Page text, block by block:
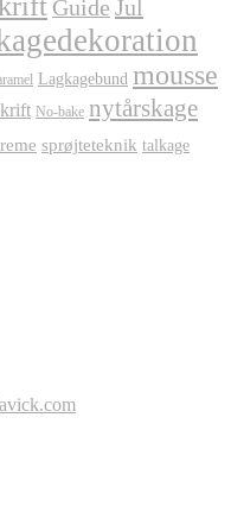
Guide Jul
Lagkagebund mousse
No-bake nytårskage
sprøjteteknik talkage